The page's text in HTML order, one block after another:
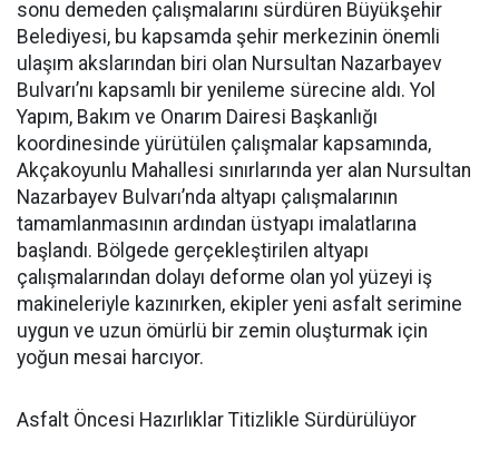
sonu demeden çalışmalarını sürdüren Büyükşehir
Belediyesi, bu kapsamda şehir merkezinin önemli
ulaşım akslarından biri olan Nursultan Nazarbayev
Bulvarı’nı kapsamlı bir yenileme sürecine aldı. Yol
Yapım, Bakım ve Onarım Dairesi Başkanlığı
koordinesinde yürütülen çalışmalar kapsamında,
Akçakoyunlu Mahallesi sınırlarında yer alan Nursultan
Nazarbayev Bulvarı’nda altyapı çalışmalarının
tamamlanmasının ardından üstyapı imalatlarına
başlandı. Bölgede gerçekleştirilen altyapı
çalışmalarından dolayı deforme olan yol yüzeyi iş
makineleriyle kazınırken, ekipler yeni asfalt serimine
uygun ve uzun ömürlü bir zemin oluşturmak için
yoğun mesai harcıyor.
Asfalt Öncesi Hazırlıklar Titizlikle Sürdürülüyor